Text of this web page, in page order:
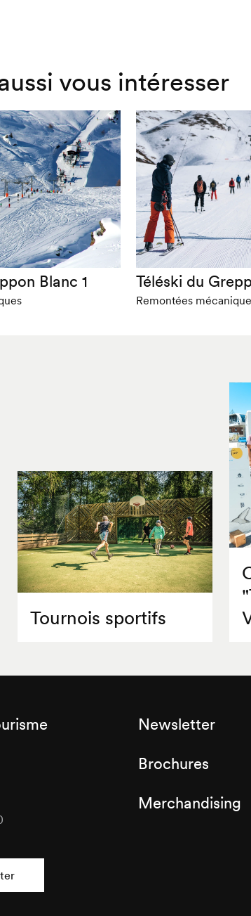
vous intéresser
Blanc 1 Téléski du
Remontées
Tournois sportifs
Newsletter
Brochures
Merchandising